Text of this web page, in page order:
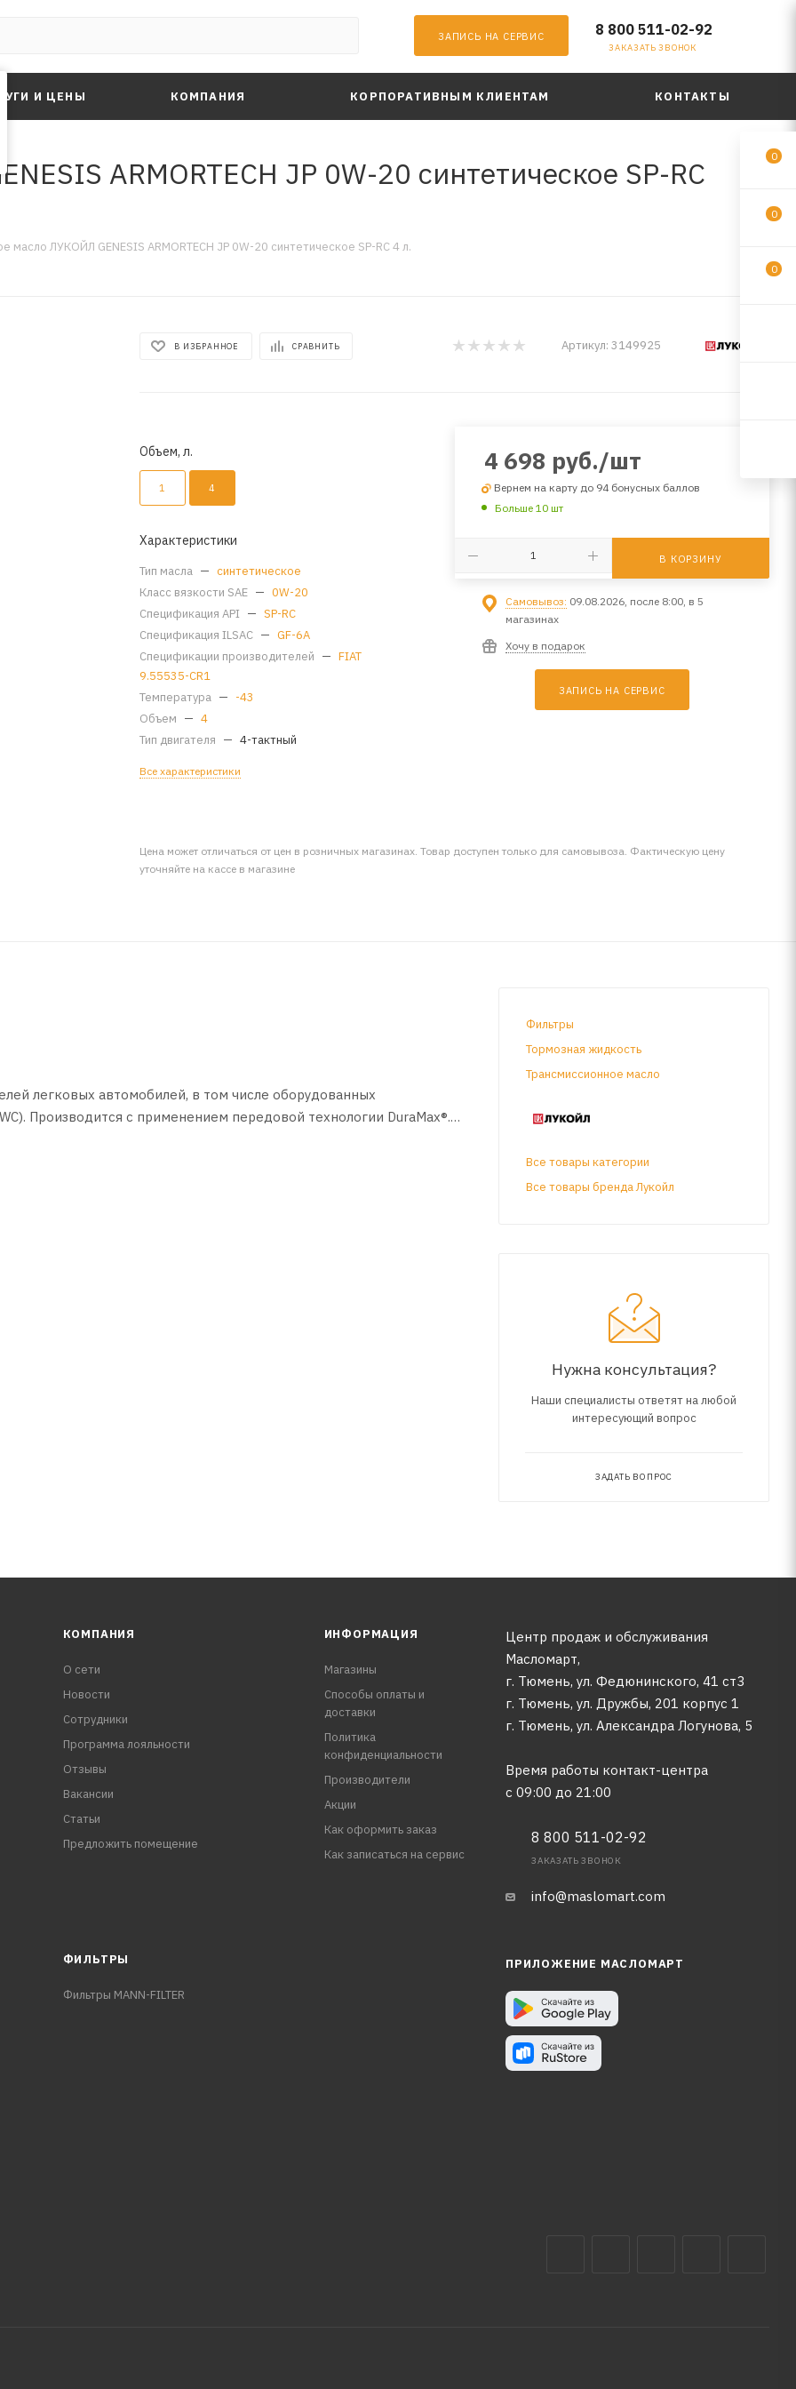
ЗАПИСЬ НА СЕРВИС 8 800 511-02-92
ЗАКАЗАТЬ ЗВОНОК
И ЦЕНЫ КОМПАНИЯ КОРПОРАТИВНЫМ КЛИЕНТАМ КОНТАКТЫ
ARMORTECH JP 0W-20 синтетическое SP-RC
масло ЛУКОЙЛ GENESIS ARMORTECH JP 0W-20 синтетическое SP-RC 4 л.
В ИЗБРАННОЕ СРАВНИТЬ Артикул: 3149925
Объем, л.
1 4
Характеристики
Тип масла — синтетическое
Класс вязкости SAE — 0W-20
Спецификация API — SP-RC
Спецификация ILSAC — GF-6A
Спецификации производителей — FIAT
9.55535-CR1
Температура — -43
Объем — 4
Тип двигателя — 4-тактный
Все характеристики
4 698 руб./шт
Вернем на карту до 94 бонусных баллов
Больше 10 шт
В КОРЗИНУ
Самовывоз: 09.08.2026, после 8:00, в 5
магазинах
Хочу в подарок
ЗАПИСЬ НА СЕРВИС
Цена может отличаться от цен в розничных магазинах. Товар доступен только для самовывоза. Фактическую цену
уточняйте на кассе в магазине
легковых автомобилей, в том числе оборудованных
Производится с применением передовой технологии DuraMax®.
период эксплуатации. Также подходит для
Фильтры
Тормозная жидкость
Трансмиссионное масло
Все товары категории
Все товары бренда Лукойл
Нужна консультация?
Наши специалисты ответят на любой
интересующий вопрос
ЗАДАТЬ ВОПРОС
КОМПАНИЯ
О сети
Новости
Сотрудники
Программа лояльности
Отзывы
Вакансии
Статьи
Предложить помещение
ИНФОРМАЦИЯ
Магазины
Способы оплаты и
доставки
Политика
конфиденциальности
Производители
Акции
Как оформить заказ
Как записаться на сервис
Центр продаж и обслуживания
Масломарт,
г. Тюмень, ул. Федюнинского, 41 ст3
г. Тюмень, ул. Дружбы, 201 корпус 1
г. Тюмень, ул. Александра Логунова, 5
Время работы контакт-центра
с 09:00 до 21:00
8 800 511-02-92
ЗАКАЗАТЬ ЗВОНОК
info@maslomart.com
ФИЛЬТРЫ
Фильтры MANN-FILTER
ПРИЛОЖЕНИЕ МАСЛОМАРТ
0
0
0